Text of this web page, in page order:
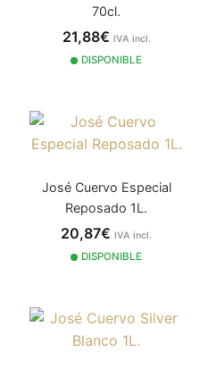
70cl.
21,88€ IVA incl.
DISPONIBLE
José Cuervo Especial
Reposado 1L.
20,87€ IVA incl.
DISPONIBLE